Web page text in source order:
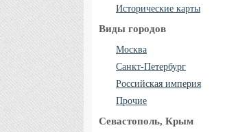
Исторические карты
Виды городов
Москва
Санкт-Петербург
Российская империя
Прочие
Севастополь, Крым